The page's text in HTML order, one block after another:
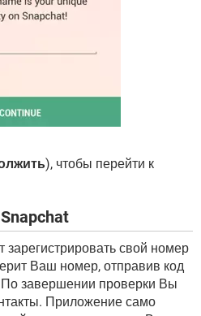
), чтобы перейти к
свой номер
Ваш номер, отправив код
завершении проверки Вы
Приложение само